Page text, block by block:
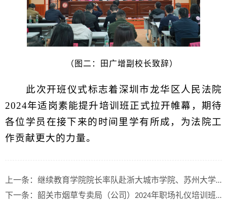
（图二：田广增副校长致辞）
此次开班仪式标志着深圳市龙华区人民法院
2024年适岗素能提升培训班正式拉开帷幕，期待
各位学员在接下来的时间里学有所成，为法院工
作贡献更大的力量。
上一条： 继续教育学院院长率队赴浙大城市学院、苏州大学调研交流
下一条： 韶关市烟草专卖局（公司）2024年职场礼仪培训班在我校开班